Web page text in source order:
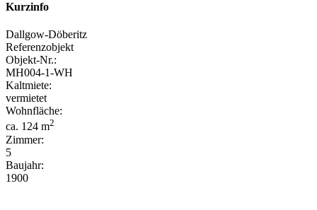
Kurzinfo
Dallgow-Döberitz
Referenzobjekt
Objekt-Nr.:
MH004-1-WH
Kaltmiete:
vermietet
Wohnfläche:
ca. 124 m2
Zimmer:
5
Baujahr:
1900